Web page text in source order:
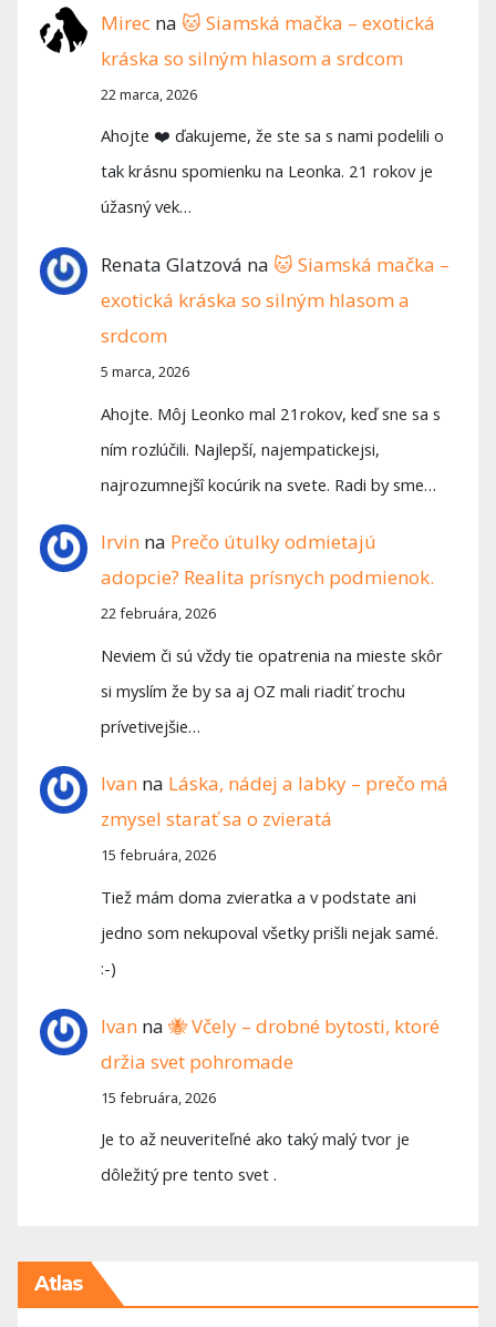
Mirec na🐱 Siamská mačka – exotická
kráska so silným hlasom a srdcom
22 marca, 2026
Ahojte ❤️ ďakujeme, že ste sa s nami podelili o
tak krásnu spomienku na Leonka. 21 rokov je
úžasný vek…
Renata Glatzová na🐱 Siamská mačka –
exotická kráska so silným hlasom a
srdcom
5 marca, 2026
Ahojte. Môj Leonko mal 21rokov, keď sne sa s
ním rozlúčili. Najlepší, najempatickejsi,
najrozumnejšî kocúrik na svete. Radi by sme…
Irvin na Prečo útulky odmietajú
adopcie? Realita prísnych podmienok.
22 februára, 2026
Neviem či sú vždy tie opatrenia na mieste skôr
si myslím že by sa aj OZ mali riadiť trochu
prívetivejšie…
Ivan na Láska, nádej a labky – prečo má
zmysel starať sa o zvieratá
15 februára, 2026
Tiež mám doma zvieratka a v podstate ani
jedno som nekupoval všetky prišli nejak samé.
:-)
Ivan na🐝 Včely – drobné bytosti, ktoré
držia svet pohromade
15 februára, 2026
Je to až neuveriteľné ako taký malý tvor je
dôležitý pre tento svet .
Atlas